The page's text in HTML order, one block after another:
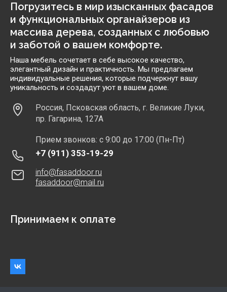
Погрузитесь в мир изысканных фасадов
и функциональных органайзеров из
массива дерева, созданных с любовью
и заботой о вашем комфорте.
Наша мебель сочетает в себе высокое качество,
элегантный дизайн и практичность. Мы предлагаем
индивидуальные решения, которые подчеркнут вашу
уникальность и создадут уют в вашем доме.
Россия, Псковская область, г. Великие Луки,
пр. Гагарина, 127А
Прием звонков: с 9:00 до 17:00 (Пн-Пт)
+7 (911) 353-19-29
info@fasaddoor.ru
fasaddoor@mail.ru
Принимаем к оплате